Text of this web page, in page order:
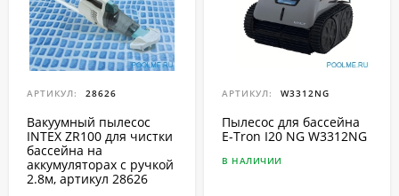
АРТИКУЛ: 28626
Вакуумный пылесос
INTEX ZR100 для чистки
бассейна на
аккумуляторах с ручкой
2.8м, артикул 28626
АРТИКУЛ: W3312NG
Пылесос для бассейна
E-Tron I20 NG W3312NG
В НАЛИЧИИ